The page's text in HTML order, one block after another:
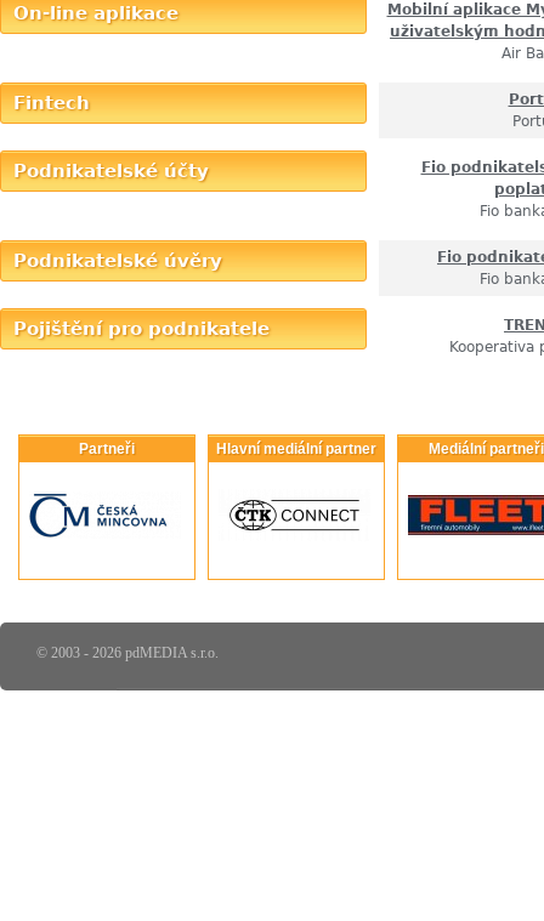
On-line aplikace
Mobilní aplikace
uživatelským
Air
Fintech
Podnikatelské účty
Fio
Fio
Podnikatelské úvěry
Fio
Fio
Pojištění pro podnikatele
Kooperativa
Partneři Hlavní mediální partner Mediální partneři
© 2003 - 2026 pdMEDIA s.r.o.